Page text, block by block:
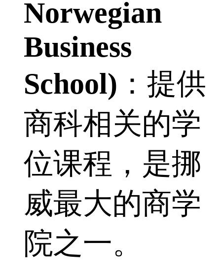
Norwegian
Business
School) ：提供
商科相关的学
位课程，是挪
威最大的商学
院之一。